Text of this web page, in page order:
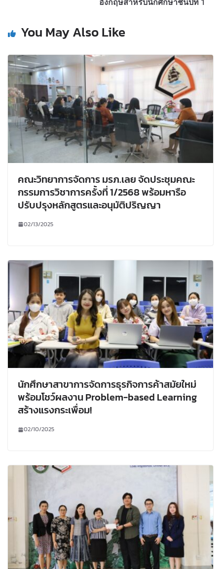
You May Also Like
คณะวิทยาการจัดการ มรภ.เลย จัดประชุมคณะ
กรรมการวิชาการครั้งที่ 1/2568 พร้อมหารือ
ปรับปรุงหลักสูตรและอนุมัติปริญญา
02/13/2025
นักศึกษาสาขาการจัดการธุรกิจการค้าสมัยใหม่
พร้อมโชว์ผลงาน Problem-based Learning
สร้างแรงกระเพื่อม!
02/10/2025